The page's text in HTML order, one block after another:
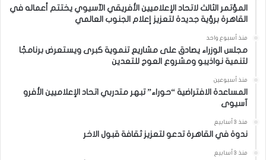
المؤتمر الثالث لاتحاد الإعلاميين الأفريقي الآسيوي يختتم أعماله في
القاهرة برؤية جديدة لتعزيز إعلام الجنوب العالمي
منذ أسبوع واحد
مجلس الوزراء يصادق على مشاريع تنموية كبرى ويستعرض برنامجًا
لتنمية نواذيبو ومشروع العوج للتعدين
منذ أسبوعين
المساعدة الافتراضية “حوراء” تبهر متدربي اتحاد الإعلاميين الأفرو
آسيوى
منذ 3 أسابيع
ندوة في القاهرة تدعو لتعزيز ثقافة قبول الاخر
منذ 3 أسابيع